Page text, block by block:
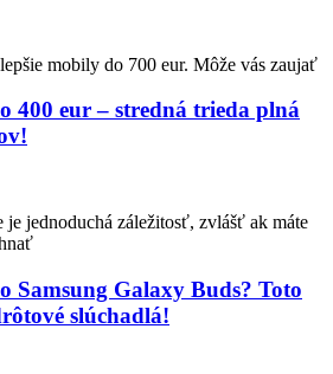
mobily do 700 eur. Môže vás zaujať
400 eur – stredná trieda plná
jednoduchá záležitosť, zvlášť ak máte
Samsung Galaxy Buds? Toto
slúchadlá!